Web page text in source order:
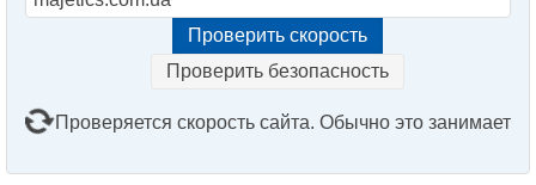
Проверить безопасность
Проверяется скорость сайта. Обычно это занимает